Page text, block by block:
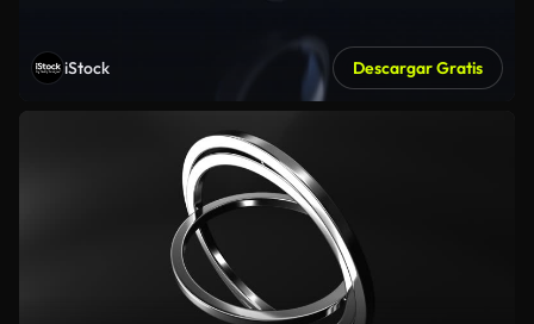
iStock Descargar Gratis